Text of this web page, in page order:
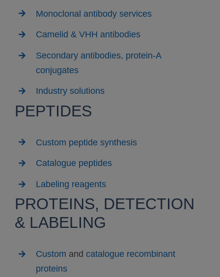
Monoclonal antibody services
Camelid & VHH antibodies
Secondary antibodies, protein-A
conjugates
Industry solutions
PEPTIDES
Custom peptide synthesis
Catalogue peptides
Labeling reagents
PROTEINS, DETECTION
& LABELING
Custom andcatalogue recombinant
proteins